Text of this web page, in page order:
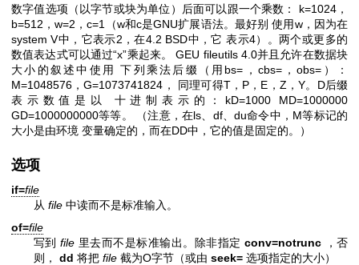
数字值选项（以字节或块为单位）后面可以跟一个乘数： k=1024，
b=512，w=2，c=1（w和c是GNU扩展语法。最好别 使用w，因为在
system V中，它表示2，在4.2 BSD中，它 表示4）。两个或更多的
数值表达式可以通过“x”乘起来。 GEU fileutils 4.0并且允许在数据块
大小的叙述中使用 下列乘法后缀（用bs=，cbs=，obs=）：
M=1048576，G=1073741824， 同理可得T，P，E，Z，Y。D后缀
表示数值是以 十进制表示的：kD=1000 MD=1000000
GD=1000000000等等。 （注意，在ls、df、du命令中，M等标记的
大小是由环境 变量确定的，而在DD中，它的值是固定的。）
选项
if=file
从 file 中读而不是标准输入。
of=file
写到file 里去而不是标准输出。除非指定conv=notrunc ，否
则， dd 将把 file 截为O字节（或由 seek= 选项指定的大小）